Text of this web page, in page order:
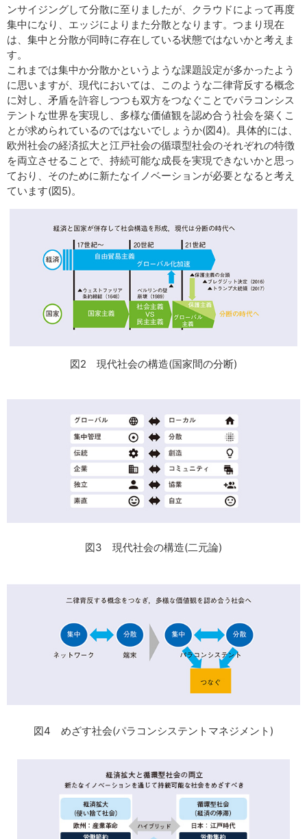
ンサイジングして分散に至りましたが、クラウドによって再度
集中になり、エッジによりまた分散となります。つまり現在
は、集中と分散が同時に存在している状態ではないかと考えま
す。
これまでは集中か分散かというような課題設定が多かったよう
に思いますが、現代においては、このような二律背反する概念
に対し、矛盾を許容しつつも双方をつなぐことでパラコンシス
テントな世界を実現し、多様な価値観を認め合う社会を築くこ
とが求められているのではないでしょうか(図4)。具体的には、
欧州社会の経済拡大と江戸社会の循環型社会のそれぞれの特徴
を両立させることで、持続可能な成長を実現できないかと思っ
ており、そのために新たなイノベーションが必要となると考え
ています(図5)。
図2 現代社会の構造(国家間の分断)
図3 現代社会の構造(二元論)
図4 めざす社会(パラコンシステントマネジメント)